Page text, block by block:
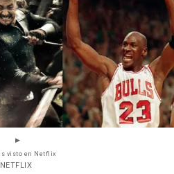
visto en Netflix